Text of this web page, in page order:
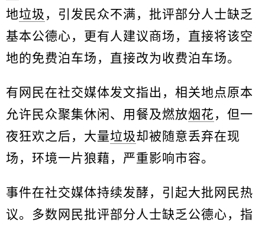
地垃圾 ，引发民众不满，批评部分人士缺乏
基本公德心，更有人建议商场，直接将该空
地的免费泊车场，直接改为收费泊车场。
有网民在社交媒体发文指出，相关地点原本
允许民众聚集休闲、用餐及燃放烟花 ，但一
夜狂欢之后，大量垃圾却被随意丢弃在现
场，环境一片狼藉，严重影响市容。
事件在社交媒体持续发酵，引起大批网民热
议。多数网民批评部分人士缺乏公德心，指